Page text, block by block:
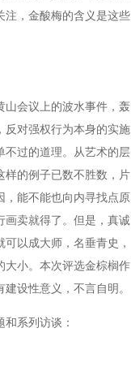
注，金酸梅的含义是这些
山会议上的波水事件，轰
反对强权行为本身的实施
不过的道理。从艺术的层
样的例子已数不胜数，片
，能不能也向内寻找点原
画卖就得了。但是，真诚
以成大师，名垂青史，
大小。本次评选金棕榈作
设性意义，不言自明。
系列访谈：